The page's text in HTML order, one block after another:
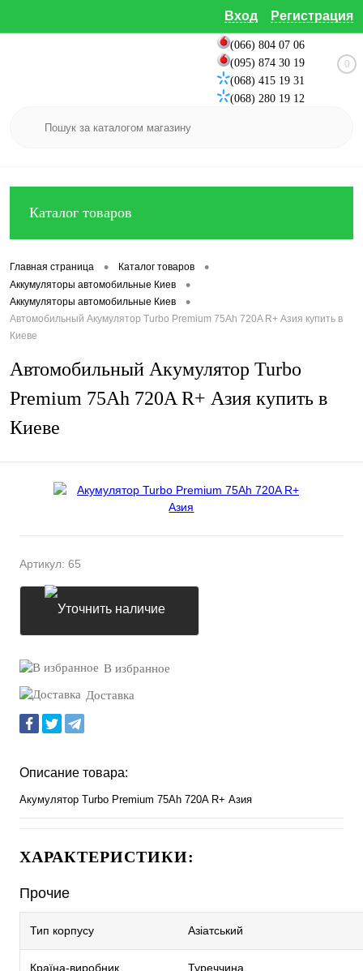
Вход Регистрация
(066) 804 07 06
(095) 874 30 19
(068) 415 19 31
(068) 280 19 12
0
Каталог товаров
Главная страница • Каталог товаров •
Аккумуляторы автомобильные Киев •
Аккумуляторы автомобильные Киев •
Автомобильный Акумулятор Turbo Premium 75Ah 720A R+ Азия купить в
Киеве
Автомобильный Акумулятор Turbo
Premium 75Ah 720A R+ Азия купить в
Киеве
Артикул: 65
В избранное
Доставка
Описание товара:
Акумулятор Turbo Premium 75Ah 720A R+ Азия
ХАРАКТЕРИСТИКИ:
Прочие
Тип корпусу Азіатський
Країна-виробник Туреччина